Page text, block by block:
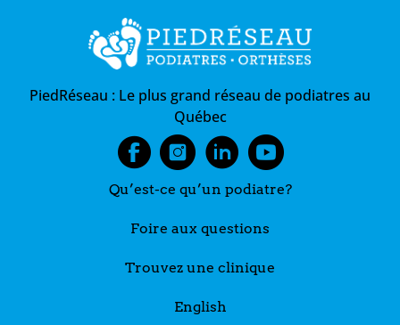
PiedRéseau : Le plus grand réseau de podiatres au
Québec
Qu’est-ce qu’un podiatre?
Foire aux questions
Trouvez une clinique
English